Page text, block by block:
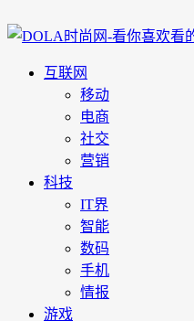
互联网
移动
电商
社交
营销
科技
IT界
智能
数码
手机
情报
游戏